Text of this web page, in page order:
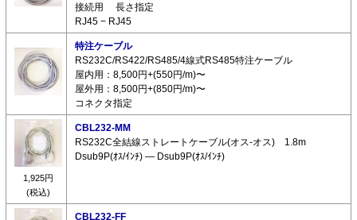
接続用 長さ指定
RJ45 − RJ45
特注ケーブル
RS232C/RS422/RS485/4線式RS485特注ケーブル
屋内用：8,500円+(550円/m)〜
屋外用：8,500円+(850円/m)〜
コネクタ指定
1,925円
(税込)
CBL232-MM
RS232C全結線ストレートケーブル(オス-オス) 1.8m
Dsub9P(ｵｽ/ｲﾝﾁ) ― Dsub9P(ｵｽ/ｲﾝﾁ)
CBL232-FF